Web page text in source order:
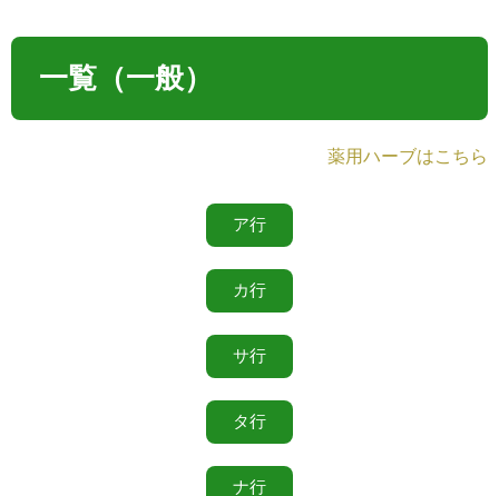
一覧（一般）
薬用ハーブはこちら
ア行
カ行
サ行
タ行
ナ行